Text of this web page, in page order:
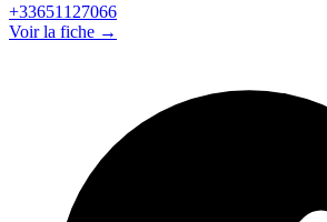
+33651127066
Voir la fiche →